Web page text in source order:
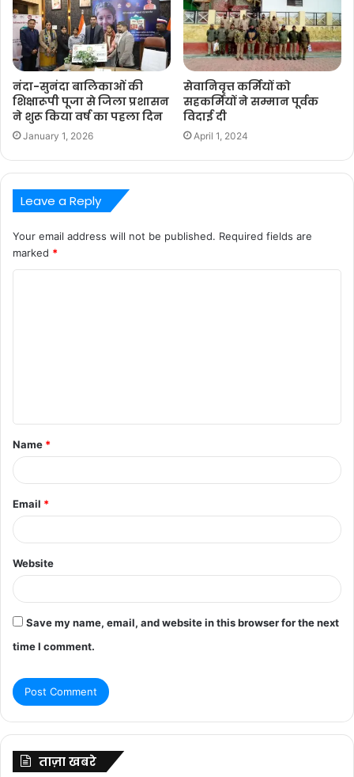
नंदा-सुनंदा बालिकाओं की
शिक्षारूपी पूजा से जिला प्रशासन
ने शुरू किया वर्ष का पहला दिन
January 1, 2026
सेवानिवृत्त कर्मियों को
सहकर्मियों ने सम्मान पूर्वक
विदाई दी
April 1, 2024
Leave a Reply
Your email address will not be published. Required fields are
marked *
t
*
Name *
Email *
Website
Save my name, email, and website in this browser for the next
time I comment.
ताज़ा खबरे